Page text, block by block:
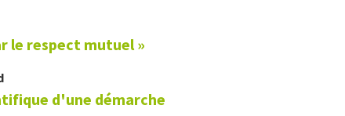
le respect mutuel »
d'une démarche